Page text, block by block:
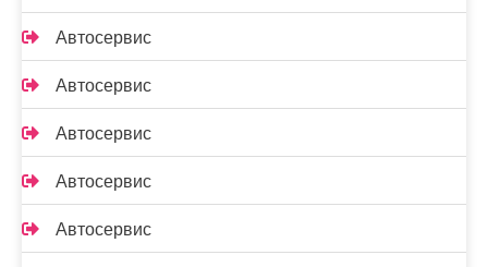
Автосервис
Автосервис
Автосервис
Автосервис
Автосервис